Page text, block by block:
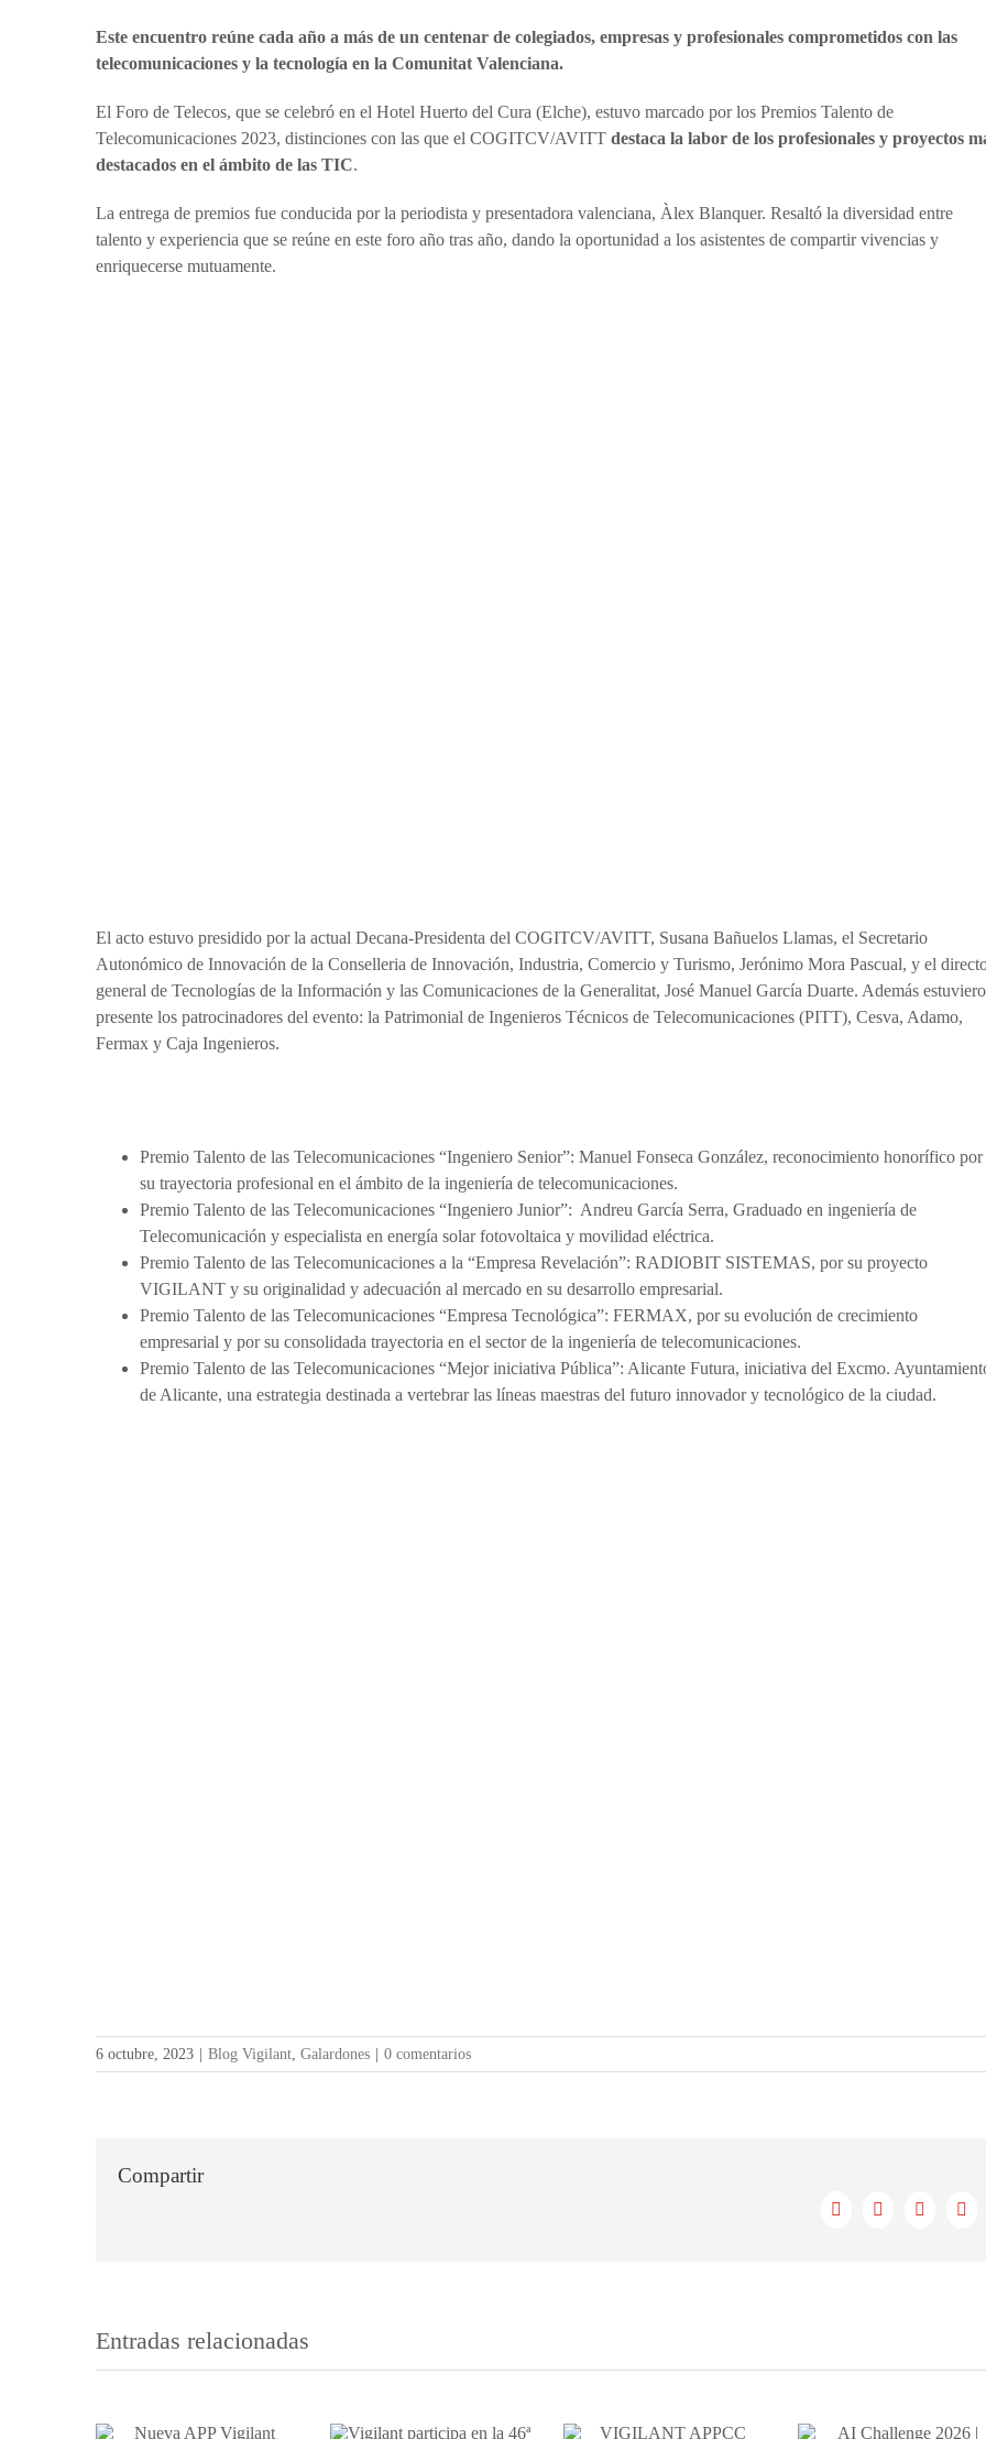
Este encuentro reúne cada año a más de un centenar de colegiados, empresas y profesionales comprometidos con las
telecomunicaciones y la tecnología en la Comunitat Valenciana.
El Foro de Telecos, que se celebró en el Hotel Huerto del Cura (Elche), estuvo marcado por los Premios Talento de
Telecomunicaciones 2023, distinciones con las que el COGITCV/AVITTdestaca la labor de los profesionales y proyectos
destacados en el ámbito de las TIC.
La entrega de premios fue conducida por la periodista y presentadora valenciana, Àlex Blanquer. Resaltó la diversidad entre
talento y experiencia que se reúne en este foro año tras año, dando la oportunidad a los asistentes de compartir vivencias y
enriquecerse mutuamente.
El acto estuvo presidido por la actual Decana-Presidenta del COGITCV/AVITT, Susana Bañuelos Llamas, el Secretario
Autonómico de Innovación de la Conselleria de Innovación, Industria, Comercio y Turismo, Jerónimo Mora Pascual, y el
general de Tecnologías de la Información y las Comunicaciones de la Generalitat, José Manuel García Duarte. Además
presente los patrocinadores del evento: la Patrimonial de Ingenieros Técnicos de Telecomunicaciones (PITT), Cesva, Adamo,
Fermax y Caja Ingenieros.
Premio Talento de las Telecomunicaciones “Ingeniero Senior”: Manuel Fonseca González, reconocimiento honorífico por
su trayectoria profesional en el ámbito de la ingeniería de telecomunicaciones.
Premio Talento de las Telecomunicaciones “Ingeniero Junior”: Andreu García Serra, Graduado en ingeniería de
Telecomunicación y especialista en energía solar fotovoltaica y movilidad eléctrica.
Premio Talento de las Telecomunicaciones a la “Empresa Revelación”: RADIOBIT SISTEMAS, por su proyecto
VIGILANT y su originalidad y adecuación al mercado en su desarrollo empresarial.
Premio Talento de las Telecomunicaciones “Empresa Tecnológica”: FERMAX, por su evolución de crecimiento
empresarial y por su consolidada trayectoria en el sector de la ingeniería de telecomunicaciones.
Premio Talento de las Telecomunicaciones “Mejor iniciativa Pública”: Alicante Futura, iniciativa del Excmo.
de Alicante, una estrategia destinada a vertebrar las líneas maestras del futuro innovador y tecnológico de la ciudad.
6 octubre, 2023 | Blog Vigilant Galardones | 0 comentarios
Compartir
Facebook
X LinkedIn
Entradas relacionadas